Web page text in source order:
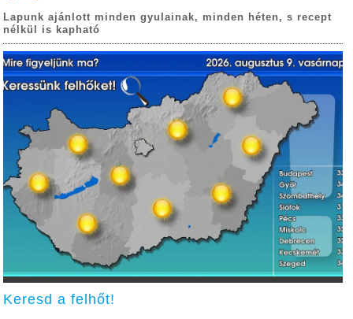
Lapunk ajánlott minden gyulainak, minden héten, s recept
nélkül is kapható
Keresd a felhőt!